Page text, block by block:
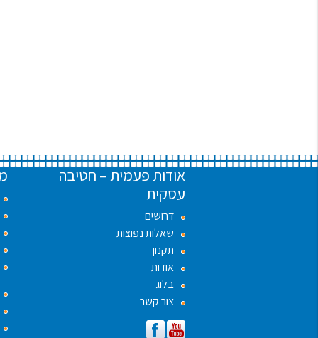
אודות פעמית – חטיבה
עסקית
דרושים
שאלות נפוצות
תקנון
אודות
בלוג
צור קשר